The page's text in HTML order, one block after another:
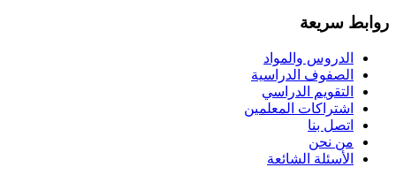
روابط سريعة
الدروس والمواد
الصفوف الدراسية
التقويم الدراسي
اشتراكات المعلمين
اتصل بنا
من نحن
الأسئلة الشائعة